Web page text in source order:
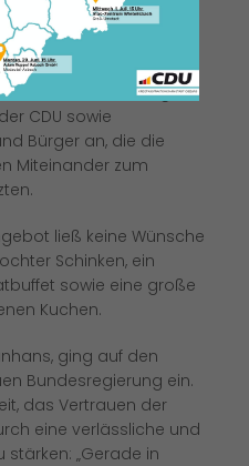
fand der
Jugenheim im
Die Veranstaltung
CDU sowie
Bürger an, die die
Miteinander zum
ließ keine Wünsche
Schinken, ein
sowie eine große
Kuchen.
ging auf den
Bundesregierung ein.
das Vertrauen der
eine verlässliche und
stärken: „Gerade in